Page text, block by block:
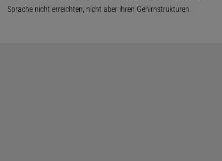
Sprache nicht erreichten, nicht aber ihren Gehirnstrukturen.